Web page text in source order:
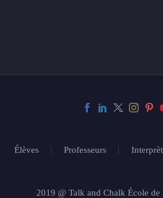
Élèves Professeurs
2019 @ Talk and Chalk École de